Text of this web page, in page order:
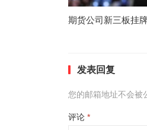
期货公司新三板挂
发表回复
您的邮箱地址不会被
评论 *